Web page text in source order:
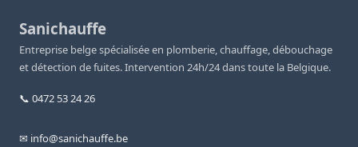
Sanichauffe
Entreprise belge spécialisée en plomberie, chauffage, débouchage
et détection de fuites. Intervention 24h/24 dans toute la Belgique.
📞 0472 53 24 26
✉ info@sanichauffe.be